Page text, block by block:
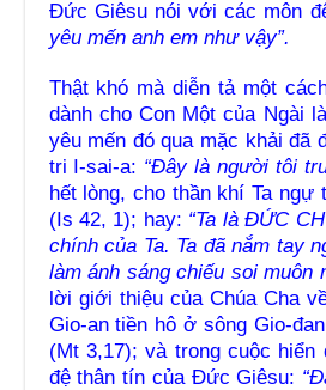
Đức Giêsu nói với các môn
yêu mến anh em như vậy”.
Thật khó mà diễn tả một
dành cho Con Một của Ngài
yêu mến đó qua mặc khải đã
tri I-sai-a: “Đây là người tôi
hết lòng, cho thần khí Ta ngự
(Is 42, 1); hay: “Ta là ĐỨC
chính của Ta. Ta đã nắm tay
làm ánh sáng chiếu soi muôn
lời giới thiệu của Chúa Cha
Gio-an tiền hô ở sông Gio-
(Mt 3,17); và trong cuộc
đệ thân tín của Đức Giêsu: